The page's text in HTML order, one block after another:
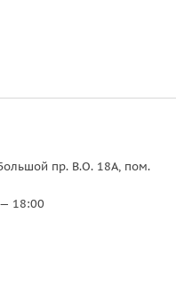
пр. В.О. 18A, пом.
18:00